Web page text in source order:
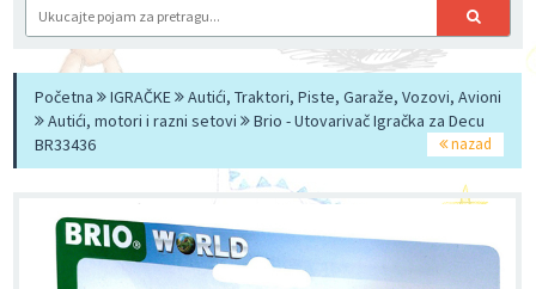
Početna IGRAČKE
Autići, Traktori, Piste, Garaže, Vozovi, Avioni
Autići, motori i razni setovi
Brio - Utovarivač Igračka za Decu
BR33436
nazad